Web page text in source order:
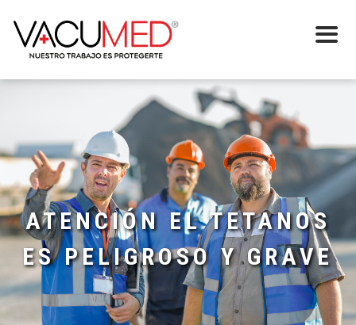
ATENCIÓN EL TETANOS
ES PELIGROSO Y GRAVE